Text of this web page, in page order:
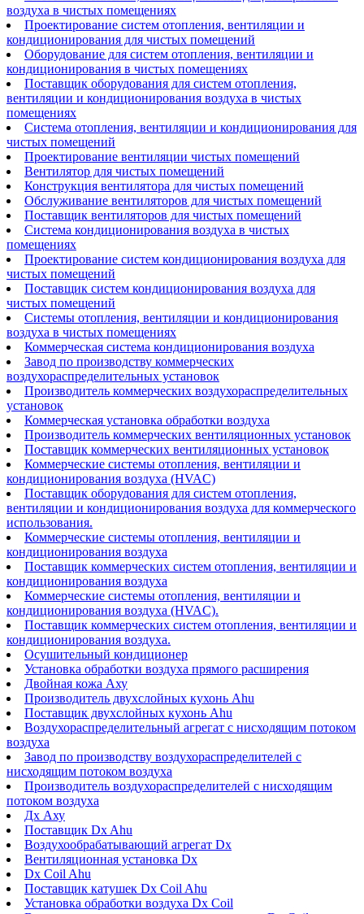
воздуха в чистых помещениях
Проектирование систем отопления, вентиляции и
кондиционирования для чистых помещений
Оборудование для систем отопления, вентиляции и
кондиционирования в чистых помещениях
Поставщик оборудования для систем отопления,
вентиляции и кондиционирования воздуха в чистых
помещениях
Система отопления, вентиляции и кондиционирования для
чистых помещений
Проектирование вентиляции чистых помещений
Вентилятор для чистых помещений
Конструкция вентилятора для чистых помещений
Обслуживание вентиляторов для чистых помещений
Поставщик вентиляторов для чистых помещений
Система кондиционирования воздуха в чистых
помещениях
Проектирование систем кондиционирования воздуха для
чистых помещений
Поставщик систем кондиционирования воздуха для
чистых помещений
Системы отопления, вентиляции и кондиционирования
воздуха в чистых помещениях
Коммерческая система кондиционирования воздуха
Завод по производству коммерческих
воздухораспределительных установок
Производитель коммерческих воздухораспределительных
установок
Коммерческая установка обработки воздуха
Производитель коммерческих вентиляционных установок
Поставщик коммерческих вентиляционных установок
Коммерческие системы отопления, вентиляции и
кондиционирования воздуха (HVAC)
Поставщик оборудования для систем отопления,
вентиляции и кондиционирования воздуха для коммерческого
использования.
Коммерческие системы отопления, вентиляции и
кондиционирования воздуха
Поставщик коммерческих систем отопления, вентиляции и
кондиционирования воздуха
Коммерческие системы отопления, вентиляции и
кондиционирования воздуха (HVAC).
Поставщик коммерческих систем отопления, вентиляции и
кондиционирования воздуха.
Осушительный кондиционер
Установка обработки воздуха прямого расширения
Двойная кожа Аху
Производитель двухслойных кухонь Ahu
Поставщик двухслойных кухонь Ahu
Воздухораспределительный агрегат с нисходящим потоком
воздуха
Завод по производству воздухораспределителей с
нисходящим потоком воздуха
Производитель воздухораспределителей с нисходящим
потоком воздуха
Дх Аху
Поставщик Dx Ahu
Воздухообрабатывающий агрегат Dx
Вентиляционная установка Dx
Dx Coil Ahu
Поставщик катушек Dx Coil Ahu
Установка обработки воздуха Dx Coil